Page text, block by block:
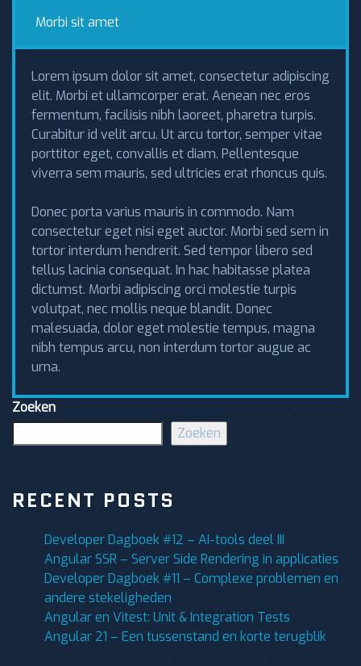
Morbi sit amet
Lorem ipsum dolor sit amet, consectetur adipiscing
elit. Morbi et ullamcorper erat. Aenean nec eros
fermentum, facilisis nibh laoreet, pharetra turpis.
Curabitur id velit arcu. Ut arcu tortor, semper vitae
porttitor eget, convallis et diam. Pellentesque
viverra sem mauris, sed ultricies erat rhoncus quis.
Donec porta varius mauris in commodo. Nam
consectetur eget nisi eget auctor. Morbi sed sem in
tortor interdum hendrerit. Sed tempor libero sed
tellus lacinia consequat. In hac habitasse platea
dictumst. Morbi adipiscing orci molestie turpis
volutpat, nec mollis neque blandit. Donec
malesuada, dolor eget molestie tempus, magna
nibh tempus arcu, non interdum tortor augue ac
urna.
Zoeken
Zoeken
RECENT POSTS
Developer Dagboek #12 – AI-tools deel III
Angular SSR – Server Side Rendering in applicaties
Developer Dagboek #11 – Complexe problemen en
andere stekeligheden
Angular en Vitest: Unit & Integration Tests
Angular 21 – Een tussenstand en korte terugblik